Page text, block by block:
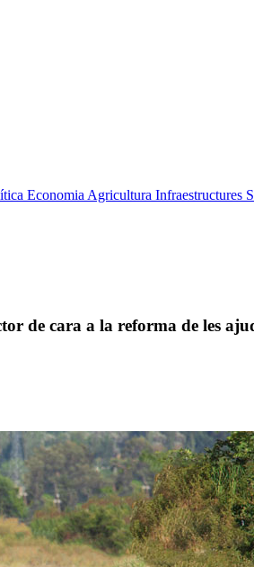
Economia Agricultura Infraestructures
de cara a la reforma de les